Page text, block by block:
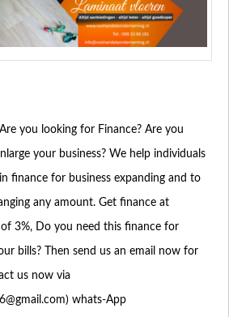
you looking for Finance? Are you
your business? We help individuals
finance for business expanding and to
any amount. Get finance at
3%, Do you need this finance for
bills? Then send us an email now for
us now via
) whats-App